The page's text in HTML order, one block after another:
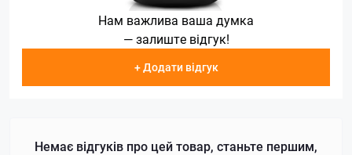
Нам важлива ваша думка
— залиште відгук!
+ Додати відгук
Немає відгуків про цей товар, станьте першим,